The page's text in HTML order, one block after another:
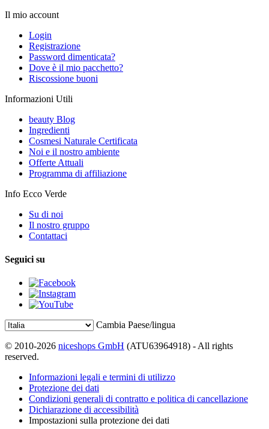
Il mio account
Login
Registrazione
Password dimenticata?
Dove è il mio pacchetto?
Riscossione buoni
Informazioni Utili
beauty Blog
Ingredienti
Cosmesi Naturale Certificata
Noi e il nostro ambiente
Offerte Attuali
Programma di affiliazione
Info Ecco Verde
Su di noi
Il nostro gruppo
Contattaci
Seguici su
Cambia Paese/lingua
© 2010-2026 niceshops GmbH (ATU63964918) - All rights
reserved.
Informazioni legali e termini di utilizzo
Protezione dei dati
Condizioni generali di contratto e politica di cancellazione
Dichiarazione di accessibilità
Impostazioni sulla protezione dei dati